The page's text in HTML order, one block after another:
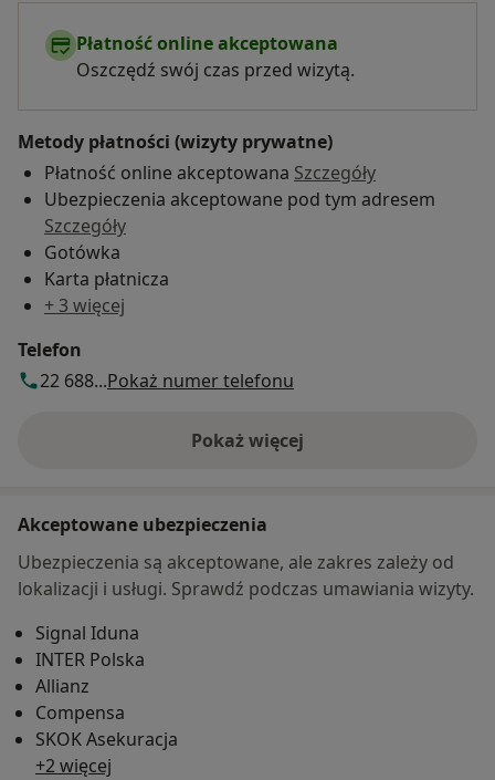
Płatność online akceptowana
Oszczędź swój czas przed wizytą.
Metody płatności (wizyty prywatne)
Płatność online akceptowana Szczegóły
Ubezpieczenia akceptowane pod tym adresem
Szczegóły
Gotówka
Karta płatnicza
+ 3 więcej
Telefon
22 688...Pokaż numer telefonu
Pokaż więcej
o adresie
Akceptowane ubezpieczenia
Ubezpieczenia są akceptowane, ale zakres zależy od
lokalizacji i usługi. Sprawdź podczas umawiania wizyty.
Signal Iduna
INTER Polska
Allianz
Compensa
SKOK Asekuracja
+2 więcej